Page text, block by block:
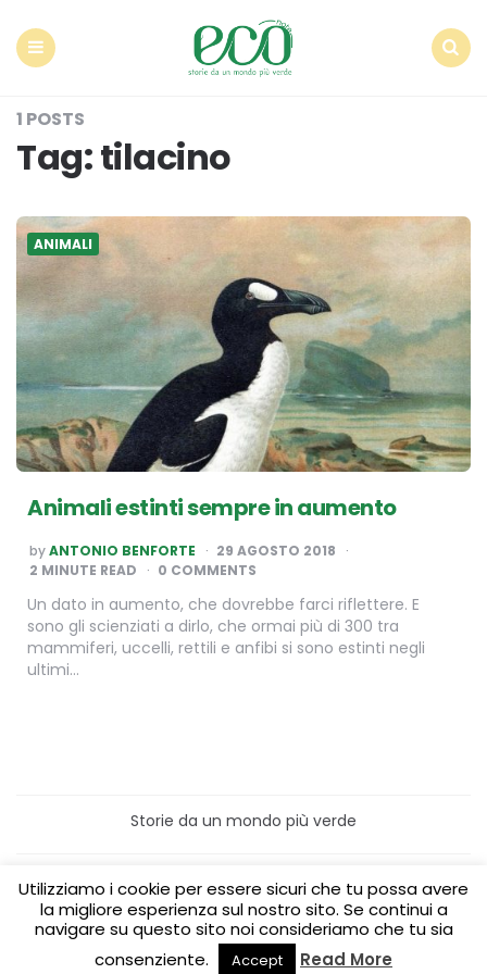
1 POSTS
Tag:tilacino
ANIMALI
Animali estinti sempre in aumento
POSTED
BY
byANTONIO BENFORTE
29 AGOSTO 2018
2 MINUTE READ 0 COMMENTS
Un dato in aumento, che dovrebbe farci riflettere. E
sono gli scienziati a dirlo, che ormai più di 300 tra
mammiferi, uccelli, rettili e anfibi si sono estinti negli
ultimi…
Storie da un mondo più verde
Home
Turismo sostenibile
Laboratori/Visite per le scuole
Green content per aziende Media Partner
Utilizziamo i cookie per essere sicuri che tu possa avere
la migliore esperienza sul nostro sito. Se continui a
navigare su questo sito noi consideriamo che tu sia
consenziente.
Accept Read More